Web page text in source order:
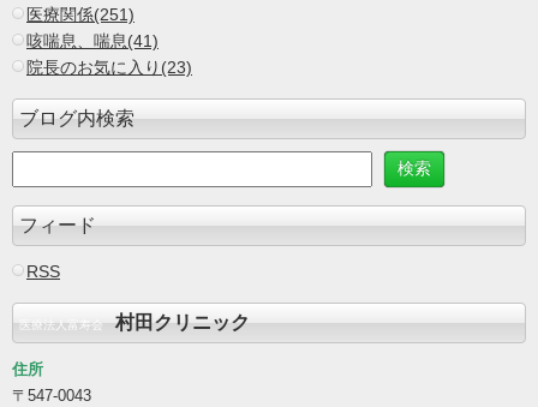
医療関係(251)
咳喘息、喘息(41)
院長のお気に入り(23)
ブログ内検索
フィード
RSS
医療法人富寿会村田クリニック
住所
〒547-0043